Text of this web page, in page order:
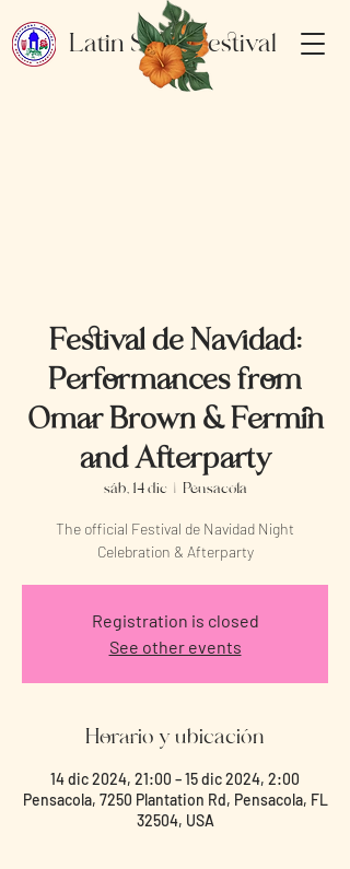
Latin Salsa Festival
Festival de Navidad:
Performances from
Omar Brown & Fermin
and Afterparty
sáb, 14 dic
  |
Pensacola
The official Festival de Navidad Night
Celebration & Afterparty
Registration is closed
See other events
Horario y ubicación
14 dic 2024, 21:00 – 15 dic 2024, 2:00
Pensacola, 7250 Plantation Rd, Pensacola, FL
32504, USA